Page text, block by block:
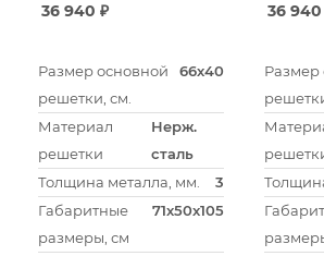
36 940 ₽
Размер основной
решетки, см.
66х40
Материал
решетки
Нерж.
сталь
Толщина металла, мм.
3
Габаритные
размеры, см
71х50х105
36 940
Размер